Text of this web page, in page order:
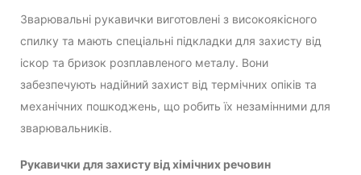
Зварювальні рукавички виготовлені з високоякісного
спилку та мають спеціальні підкладки для захисту від
іскор та бризок розплавленого металу. Вони
забезпечують надійний захист від термічних опіків та
механічних пошкоджень, що робить їх незамінними для
зварювальників.
Рукавички для захисту від хімічних речовин